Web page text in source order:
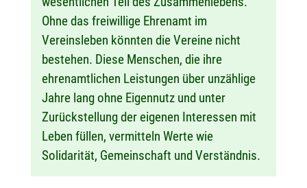
Ohne das freiwillige Ehrenamt im
Vereinsleben könnten die Vereine nicht
bestehen. Diese Menschen, die ihre
ehrenamtlichen Leistungen über unzählige
Jahre lang ohne Eigennutz und unter
Zurückstellung der eigenen Interessen mit
Leben füllen, vermitteln Werte wie
Solidarität, Gemeinschaft und Verständnis.